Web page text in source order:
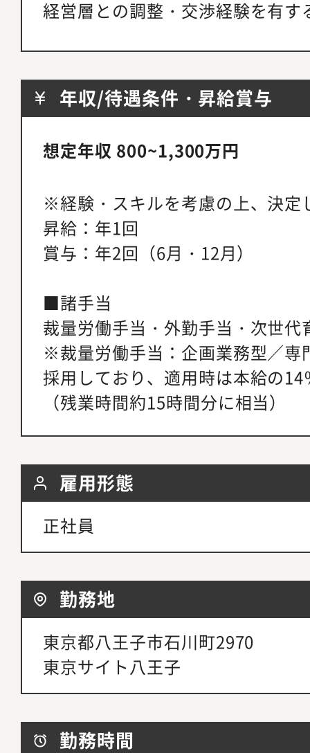
経営層との調整・交渉経験を有す
年収/待遇条件・昇給賞与
想定年収 800~1,300万円
※経験・スキルを考慮の上、決定
昇給：年1回
賞与：年2回（6月・12月）
■諸手当
裁量労働手当・外勤手当・次世
※裁量労働手当：企画業務型／専
採用しており、適用時は本給の
（残業時間約15時間分に相当）
雇用形態
正社員
勤務地
東京都八王子市石川町2970
東京サイト八王子
勤務時間